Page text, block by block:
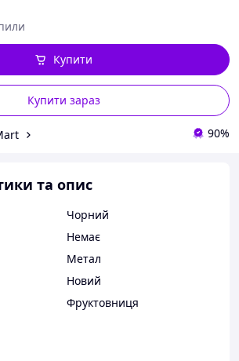
Купити зараз
Купити
90%
та опис
Чорний
Немає
Метал
Новий
Фруктовниця